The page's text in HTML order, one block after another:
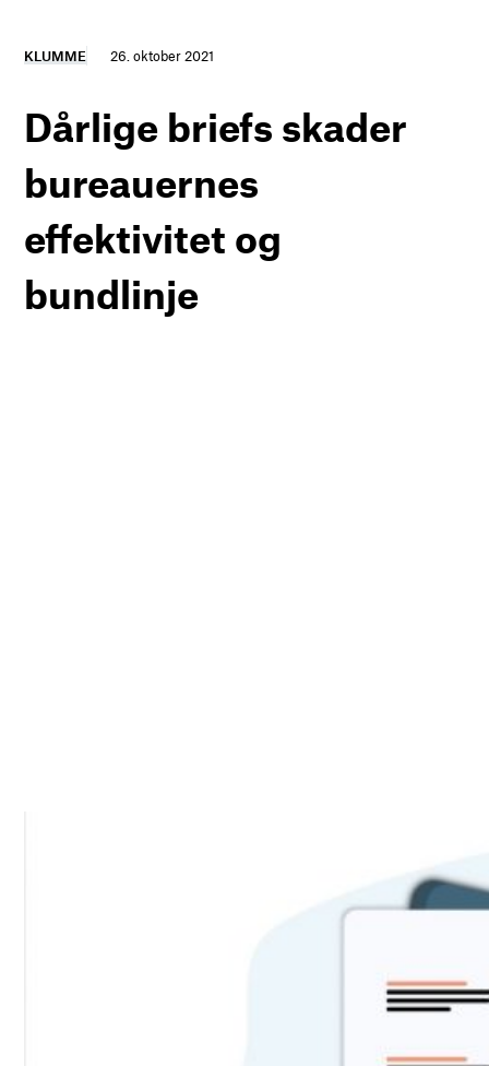
KLUMME 26. oktober 2021
Dårlige briefs skader
bureauernes
effektivitet og
bundlinje